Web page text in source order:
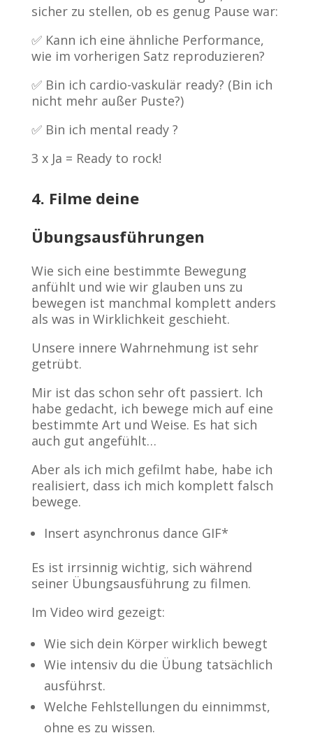
sicher zu stellen, ob es genug Pause war:
✅ Kann ich eine ähnliche Performance,
wie im vorherigen Satz reproduzieren?
✅ Bin ich cardio-vaskulär ready? (Bin ich
nicht mehr außer Puste?)
✅ Bin ich mental ready ?
3 x Ja = Ready to rock!
4. Filme deine
Übungsausführungen
Wie sich eine bestimmte Bewegung
anfühlt und wie wir glauben uns zu
bewegen ist manchmal komplett anders
als was in Wirklichkeit geschieht.
Unsere innere Wahrnehmung ist sehr
getrübt.
Mir ist das schon sehr oft passiert. Ich
habe gedacht, ich bewege mich auf eine
bestimmte Art und Weise. Es hat sich
auch gut angefühlt…
Aber als ich mich gefilmt habe, habe ich
realisiert, dass ich mich komplett falsch
bewege.
Insert asynchronus dance GIF*
Es ist irrsinnig wichtig, sich während
seiner Übungsausführung zu filmen.
Im Video wird gezeigt:
Wie sich dein Körper wirklich bewegt
Wie intensiv du die Übung tatsächlich
ausführst.
Welche Fehlstellungen du einnimmst,
ohne es zu wissen.